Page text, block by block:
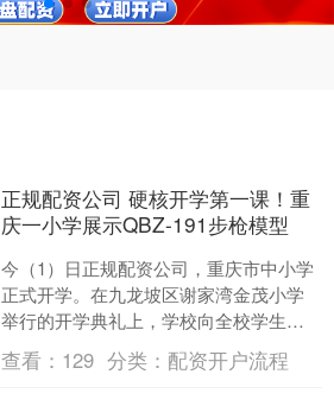
正规配资公司 硬核开学第一课！重
庆一小学展示QBZ-191步枪模型
今（1）日正规配资公司，重庆市中小学
正式开学。在九龙坡区谢家湾金茂小学
举行的开学典礼上，学校向全校学生展
示了一份特别的礼物——由建设工业集
团赠送的QBZ-191....
查看： 129 分类： 配资开户流程